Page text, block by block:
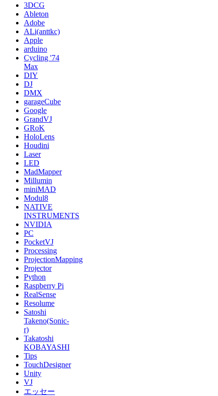
3DCG
Ableton
Adobe
ALi(anttkc)
Apple
arduino
Cycling '74
Max
DIY
DJ
DMX
garageCube
Google
GrandVJ
GRoK
HoloLens
Houdini
Laser
LED
MadMapper
Millumin
miniMAD
Modul8
NATIVE
INSTRUMENTS
NVIDIA
PC
PocketVJ
Processing
ProjectionMapping
Projector
Python
Raspberry Pi
RealSense
Resolume
Satoshi
Takeno(Sonic-
r)
Takatoshi
KOBAYASHI
Tips
TouchDesigner
Unity
VJ
エッセー